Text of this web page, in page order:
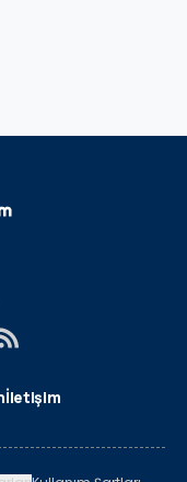
İletişim